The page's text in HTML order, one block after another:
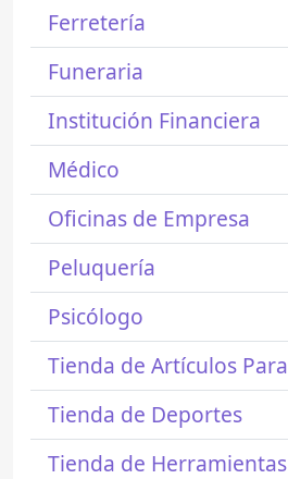
Ferretería
Funeraria
Institución Financiera
Médico
Oficinas de Empresa
Peluquería
Psicólogo
Tienda de Artículos
Tienda de Deportes
Tienda de Herramientas